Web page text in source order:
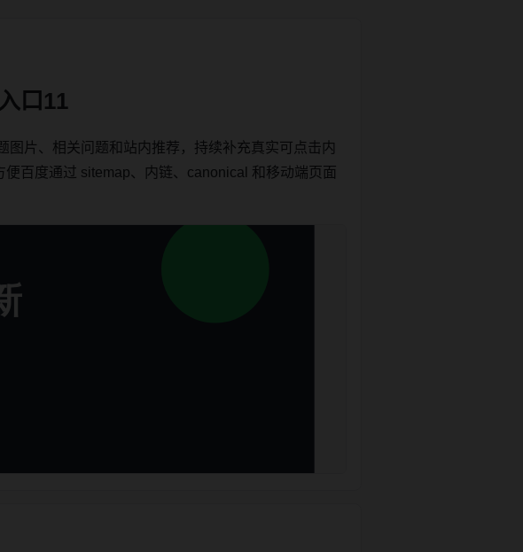
口11
片、相关问题和站内推荐，持续补充真实可点击内
百度通过 sitemap、内链、canonical 和移动端页面